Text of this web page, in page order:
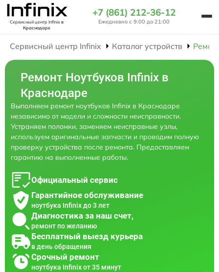
Сервисный центр Infinixв
Краснодаре
+7 (861) 212-36-12
Ежедневно с 9:00 до 21:00
Сервисный центр Infinix Каталог устройств
Ремонт Ноутбуков Infinix в
Краснодаре
Выполняем ремонт ноутбуков Infinix в Краснодаре
независимо от модели и сложности неисправности.
Устраняем поломки, заменяем неисправные узлы,
используем оригинальные запчасти и проводим полную
проверку устройства после ремонта. Предоставляем
гарантию на выполненные работы.
Официальный сервис
Гарантийное обслуживание
ноутбука Infinix до 3 лет
Диагностика за наш счет,
ремонт по желанию
Бесплатный выезд курьера
в день обращения
Срочный ремонт
ноутбука Infinix от 35 минут